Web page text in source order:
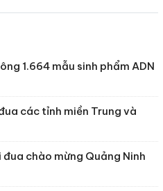
1.664 mẫu sinh phẩm ADN
các tỉnh miền Trung và
chào mừng Quảng Ninh